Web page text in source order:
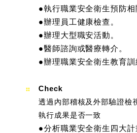
●執行職業安全衛生預防相
●辦理員工健康檢查。
●辦理大型職安活動。
●醫師諮詢或醫療轉介。
●辦理職業安全衛生教育訓
Check
透過內部稽核及外部驗證檢
執行成果是否一致
●分析職業安全衛生四大